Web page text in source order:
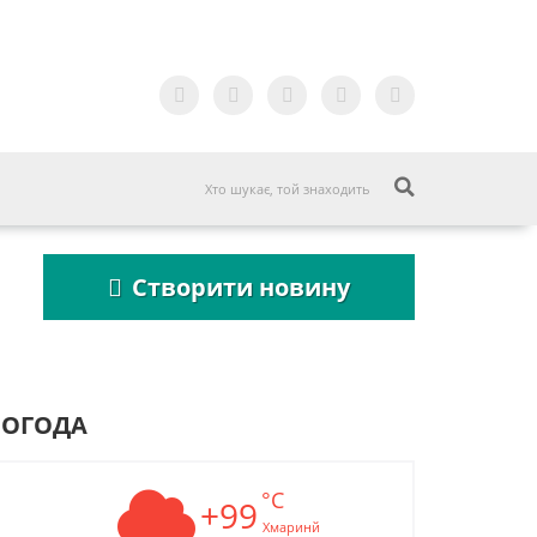
Створити новину
Пошукова строка
+99 °C
Хмаринй